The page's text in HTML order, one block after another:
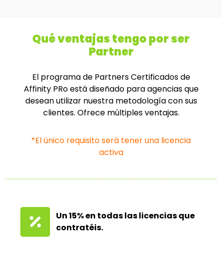
Qué ventajas tengo por ser
Partner
El programa de Partners Certificados de
Affinity PRo está diseñado para agencias que
desean utilizar nuestra metodología con sus
clientes. Ofrece múltiples ventajas.
*El único requisito será tener una licencia
activa
Un 15% en todas las licencias que
contratéis.